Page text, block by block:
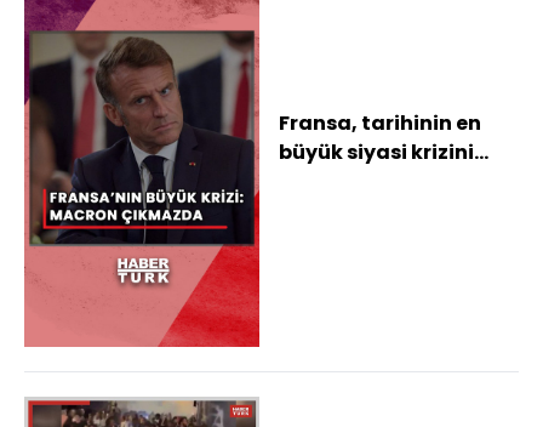
Fransa, tarihinin en
büyük siyasi krizini